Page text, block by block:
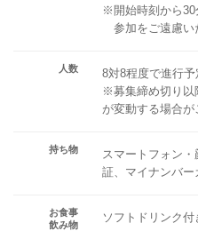
※開始時刻から30
参加をご遠慮い
人数
8対8程度で進行予
※募集締め切り以
が変動する場合が
持ち物
スマートフォン
証、マイナンバー
お食事
飲み物
ソフトドリンク付